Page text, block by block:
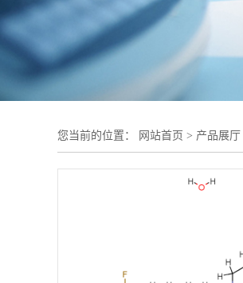
您当前的位置： 网站首页 > 产品展厅